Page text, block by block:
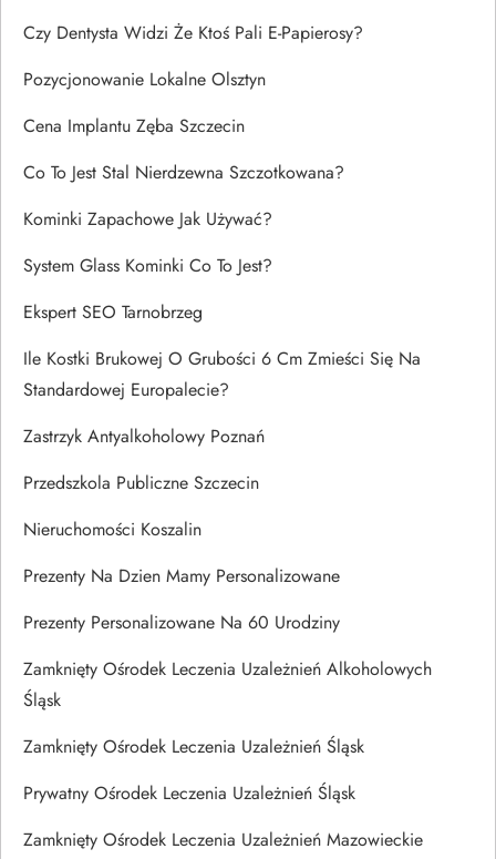
Czy Dentysta Widzi Że Ktoś Pali E-Papierosy?
Pozycjonowanie Lokalne Olsztyn
Cena Implantu Zęba Szczecin
Co To Jest Stal Nierdzewna Szczotkowana?
Kominki Zapachowe Jak Używać?
System Glass Kominki Co To Jest?
Ekspert SEO Tarnobrzeg
Ile Kostki Brukowej O Grubości 6 Cm Zmieści Się Na
Standardowej Europalecie?
Zastrzyk Antyalkoholowy Poznań
Przedszkola Publiczne Szczecin
Nieruchomości Koszalin
Prezenty Na Dzien Mamy Personalizowane
Prezenty Personalizowane Na 60 Urodziny
Zamknięty Ośrodek Leczenia Uzależnień Alkoholowych
Śląsk
Zamknięty Ośrodek Leczenia Uzależnień Śląsk
Prywatny Ośrodek Leczenia Uzależnień Śląsk
Zamknięty Ośrodek Leczenia Uzależnień Mazowieckie